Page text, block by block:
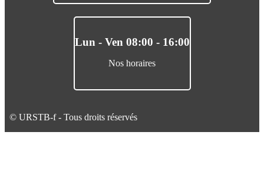
Lun - Ven 08:00 - 16:00
Nos horaires
© URSTB-f - Tous droits réservés